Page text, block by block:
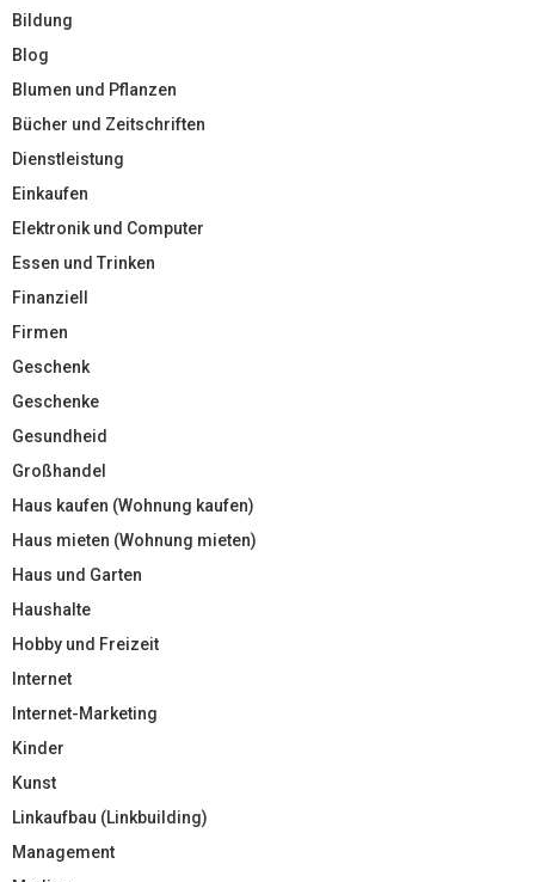
Bildung
Blog
Blumen und Pflanzen
Bücher und Zeitschriften
Dienstleistung
Einkaufen
Elektronik und Computer
Essen und Trinken
Finanziell
Firmen
Geschenk
Geschenke
Gesundheid
Großhandel
Haus kaufen (Wohnung kaufen)
Haus mieten (Wohnung mieten)
Haus und Garten
Haushalte
Hobby und Freizeit
Internet
Internet-Marketing
Kinder
Kunst
Linkaufbau (Linkbuilding)
Management